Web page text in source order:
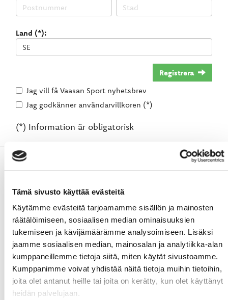
Tämä sivusto käyttää evästeitä
Käytämme evästeitä tarjoamamme sisällön ja mainosten
räätälöimiseen, sosiaalisen median ominaisuuksien
tukemiseen ja kävijämäärämme analysoimiseen. Lisäksi
jaamme sosiaalisen median, mainosalan ja analytiikka-alan
kumppaneillemme tietoja siitä, miten käytät sivustoamme.
Kumppanimme voivat yhdistää näitä tietoja muihin tietoihin,
joita olet antanut heille tai joita on kerätty, kun olet käyttänyt
heidän palvelujaan.
Land (*):
Registrera
Jag vill få Vaasan Sport nyhetsbrev
Jag godkänner användarvillkoren (*)
(*) Information är obligatorisk